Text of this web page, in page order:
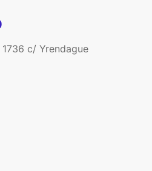
c/ Yrendague